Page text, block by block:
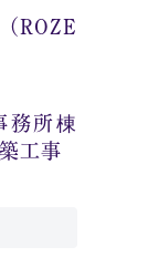
ROZE
所棟
工事